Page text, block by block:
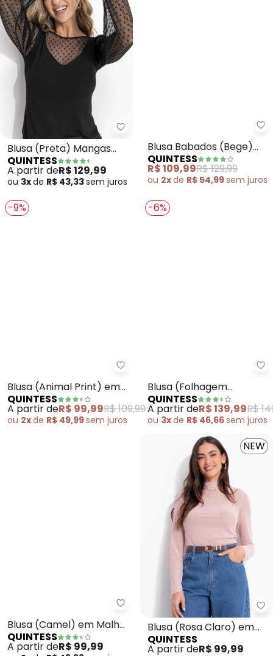
Quintess - Blusa (Preta)
Blusa (Preta) Mangas
Longas com
Transparência
QUINTESS
A partir deR$ 129,99
ou 3xde R$ 43,33sem juros
Blusa Babados (Bege)
em Chiffon
QUINTESS
R$ 109,99R$ 129,99
ou 2xde R$ 54,99semjuros
-9%
Quintess - Blusa (Animal Print)
Blusa (Animal Print) em
Tule com Elastano
QUINTESS
A partir deR$ 99,99R$ 109,99
ou 2xde R$ 49,99semjuros
-6%
Blusa (Folhagem
Marrom) em Tule
QUINTESS
A partir deR$ 139,99R$
ou 3xde R$ 46,66semjuros
Quintess - Blusa (Camel) em
Blusa (Camel) em Malha
Texturizada
QUINTESS
A partir deR$ 99,99
NEW
Blusa (Rosa Claro) em
Tule
QUINTESS
A partir deR$ 99,99